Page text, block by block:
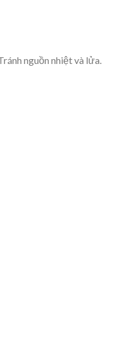
nguồn nhiệt và lửa.